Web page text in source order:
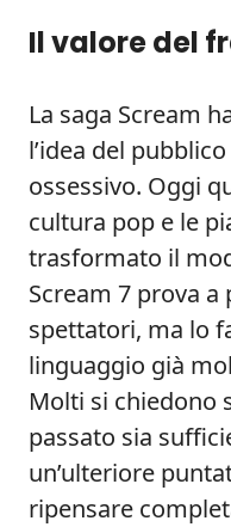
Il valore del
La saga Scream
l’idea del
ossessivo. Oggi
cultura pop e le
trasformato il
Scream 7 prova
spettatori, ma lo
linguaggio già
Molti si chiedono
passato sia
un’ulteriore
ripensare